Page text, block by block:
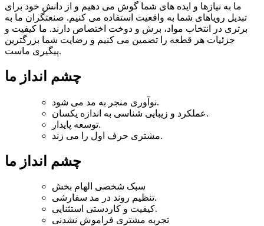
ما به نیازها و ایده های شما گوش می دهیم و از دانش خود برای
تبدیل رویاهای شما به واقعیت استفاده می کنیم. صنعتگران ما به
برتری در انتخاب مواد، برش و دوخت اختصاص دارند. ما کیفیت و
جزئیات هر قطعه را تضمین می کنیم و رضایت شما بزرگترین
پیگیری ماست.
چشم انداز ما
نوآوری منجر به مد می شود.
عملکرد و زیبایی شناسی به اندازه یکسان.
توسعه پایدار.
مشتری حرف اول را می زند.
چشم انداز ما
سبک شخصی الهام بخش
تنظیم روند در مد سفارشی.
کیفیت و کاردستی استثنایی.
تجربه مشتری فراموش نشدنی